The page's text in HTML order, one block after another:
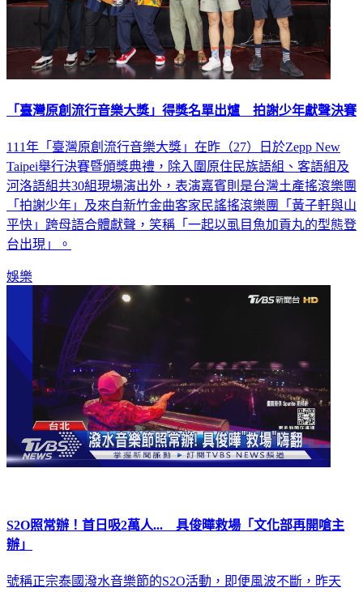
「臺灣原創流行音樂大獎」得獎名單出爐 拍謝少年獻聲決賽
111年「臺灣原創流行音樂大獎」在昨（27）日於Zepp New
Taipei舉行決賽暨頒獎典禮，除入圍原住民族語組、客語組及
河洛語組共30組現場演出外，表演嘉賓則是台灣土產搖滾樂團
「拍謝少年」及來自新竹金曲客家民謠搖滾樂團「黃子軒與山
平快」跨母語合體獻聲，笑稱「一起以虱目魚加貢丸的型態登
台出現」。
娛樂
S2O照常辦！首日吸2萬人... 具俊曄救場「文化部再開嗆主
辦」
號稱正宗泰國潑水音樂節的S2O活動，即便風波不斷，昨天